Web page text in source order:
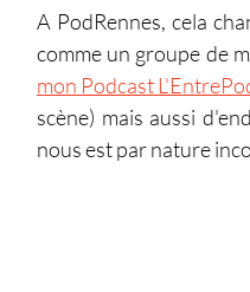
A PodRennes, cela
comme un groupe de
mon Podcast
scène) mais aussi
nous est par nature